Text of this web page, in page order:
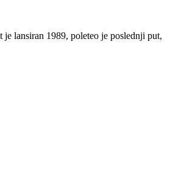
lansiran 1989, poleteo je poslednji put,